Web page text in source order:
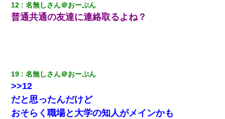
居酒屋にて。兄の紹介者「お酒飲みなって」私「未成年なので無
理です！」酷すぎるワードの連発で、耐えきれず店員に5千円を渡
し「お勘定です。逃がして下さい」その後、録音内容を父に聞か
12 名無しさん＠おーぷん
普通共通の友達に連絡取るよね？
19 名無しさん＠おーぷん
>>12
だと思ったんだけど
おそらく職場と大学の知人がメインかも